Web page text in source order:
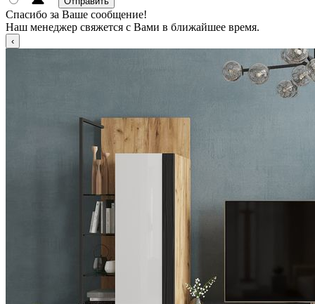
Спасибо за Ваше сообщение!
Наш менеджер свяжется с Вами в ближайшее время.